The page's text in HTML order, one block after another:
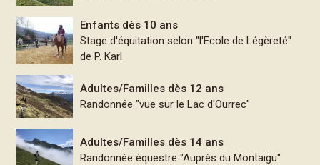
Enfants dès 10 ans
Stage d'équitation selon "l'Ecole de Légèreté"
de P. Karl
Adultes/Familles dès 12 ans
Randonnée "vue sur le Lac d'Ourrec"
Adultes/Familles dès 14 ans
Randonnée équestre "Auprès du Montaigu"